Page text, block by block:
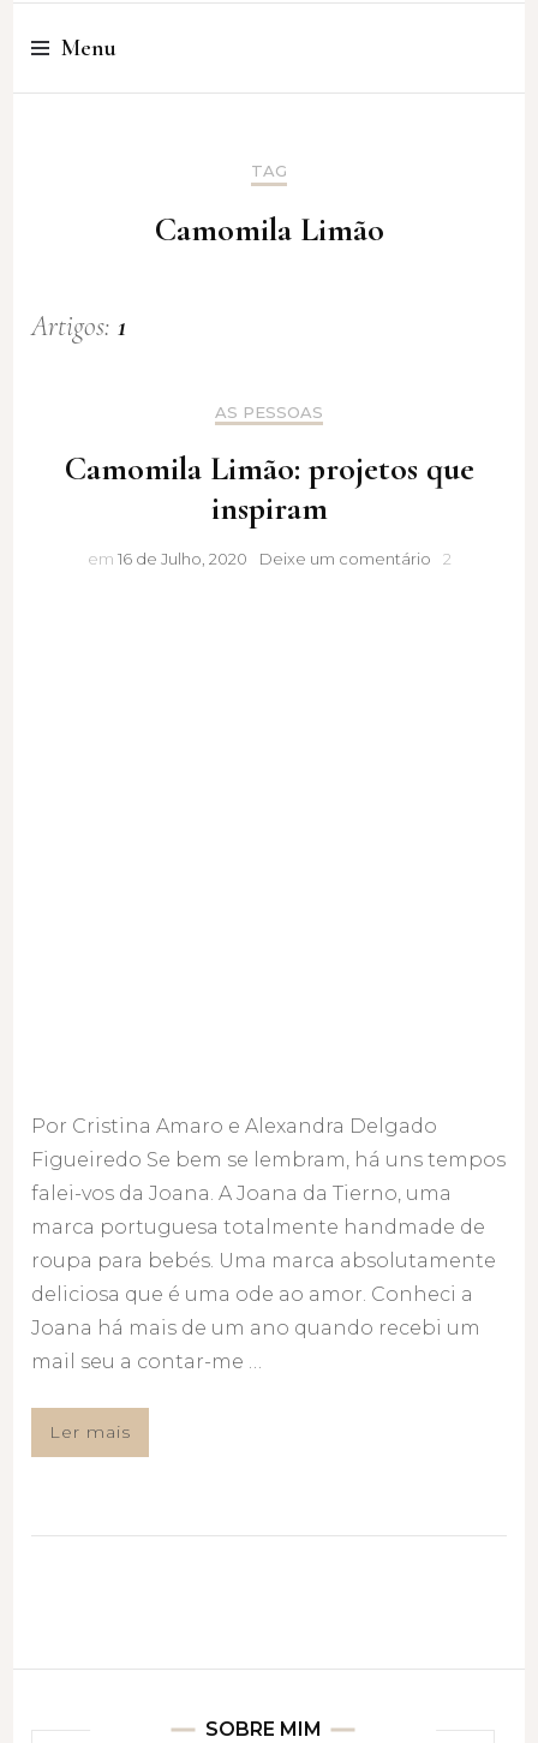
Cristina Amaro
Menu
TAG
Camomila Limão
Artigos:1
AS PESSOAS
Camomila Limão: projetos que
inspiram
em 16 de Julho, 2020 Deixe um comentárioCamomila
2
Por Cristina Amaro e Alexandra Delgado
Figueiredo Se bem se lembram, há uns tempos
falei-vos da Joana. A Joana da Tierno, uma
marca portuguesa totalmente handmade de
roupa para bebés. Uma marca absolutamente
deliciosa que é uma ode ao amor. Conheci a
Joana há mais de um ano quando recebi um
mail seu a contar-me …
Ler mais
SOBRE MIM